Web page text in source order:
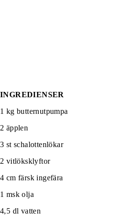
INGREDIENSER
1 kg butternutpumpa
2 äpplen
3 st schalottenlökar
2 vitlöksklyftor
4 cm färsk ingefära
1 msk olja
4,5 dl vatten